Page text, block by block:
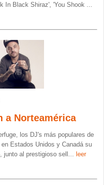
In Black Shiraz', 'You Shook
a Norteamérica
los DJ's más populares de
Estados Unidos y Canadá su
junto al prestigioso sell
leer